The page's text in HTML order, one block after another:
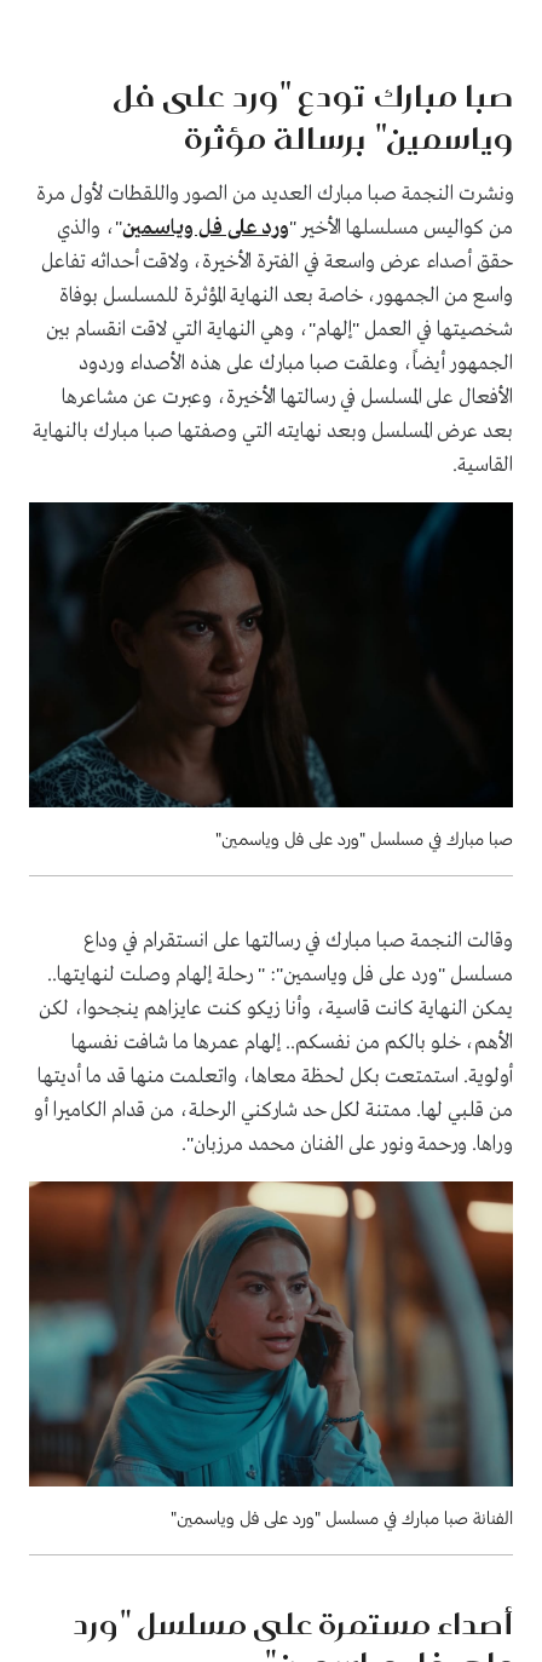
صبا مبارك تودع "ورد على فل
وياسمين" برسالة مؤثرة
ونشرت النجمة صبا مبارك العديد من الصور واللقطات لأول مرة
من كواليس مسلسلها الأخير "ورد على فل وياسمين"، والذي
حقق أصداء عرض واسعة في الفترة الأخيرة، ولاقت أحداثه تفاعل
واسع من الجمهور، خاصة بعد النهاية المؤثرة للمسلسل بوفاة
شخصيتها في العمل "إلهام"، وهي النهاية التي لاقت انقسام بين
الجمهور أيضاً، وعلقت صبا مبارك على هذه الأصداء وردود
الأفعال على المسلسل في رسالتها الأخيرة، وعبرت عن مشاعرها
بعد عرض المسلسل وبعد نهايته التي وصفتها صبا مبارك بالنهاية
القاسية.
صبا مبارك في مسلسل "ورد على فل وياسمين"
وقالت النجمة صبا مبارك في رسالتها على انستقرام في وداع
يمكن النهاية كانت قاسية، وأنا زيكو كنت عايزاهم ينجحوا، لكن
الأهم، خلو بالكم من نفسكم.. إلهام عمرها ما شافت نفسها
أولوية. استمتعت بكل لحظة معاها، واتعلمت منها قد ما أديتها
من قلبي لها. ممتنة لكل حد شاركني الرحلة، من قدام الكاميرا أو
وراها. ورحمة ونور على الفنان محمد مرزبان".
الفنانة صبا مبارك في مسلسل "ورد على فل وياسمين"
أصداء مستمرة على مسلسل "ورد